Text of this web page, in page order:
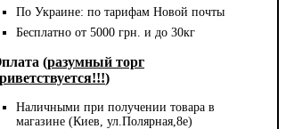
По Украине: по тарифам Новой почты
Бесплатно от 5000 грн. и до 30кг
(разумный торг
)
Наличными при получении товара в
магазине (Киев, ул.Полярная,8е)